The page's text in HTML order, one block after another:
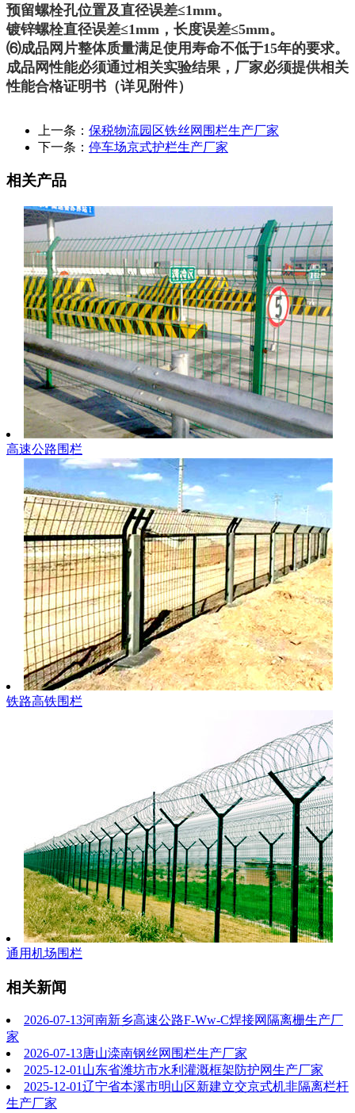
预留螺栓孔位置及直径误差≤1mm。
镀锌螺栓直径误差≤1mm，长度误差≤5mm。
⑹成品网片整体质量满足使用寿命不低于15年的要求。
成品网性能必须通过相关实验结果，厂家必须提供相关
性能合格证明书（详见附件）
上一条： 保税物流园区铁丝网围栏生产厂家
下一条： 停车场京式护栏生产厂家
相关产品
高速公路围栏
铁路高铁围栏
通用机场围栏
相关新闻
2026-07-13河南新乡高速公路F-Ww-C焊接网隔离栅生产厂
家
2026-07-13唐山滦南钢丝网围栏生产厂家
2025-12-01 山东省潍坊市水利灌溉框架防护网生产厂家
2025-12-01辽宁省本溪市明山区新建立交京式机非隔离栏杆
生产厂家